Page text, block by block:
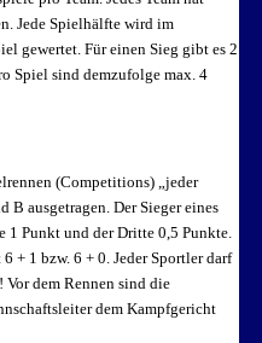
Jede Spielhälfte wird im
gewertet. Für einen Sieg gibt es 2
Spiel sind demzufolge max. 4
(Competitions) „jeder
B ausgetragen. Der Sieger eines
1 Punkt und der Dritte 0,5 Punkte.
+ 1 bzw. 6 + 0. Jeder Sportler darf
Vor dem Rennen sind die
dem Kampfgericht